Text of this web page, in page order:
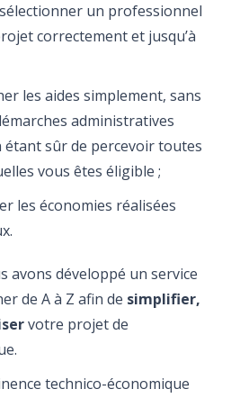
un professionnel
correctement et jusqu’à
les aides simplement, sans
administratives
étant sûr de percevoir toutes
vous êtes éligible ;
les économies réalisées
avons développé un service
de A à Z afin de simplifier,
votre projet de
technico-économique